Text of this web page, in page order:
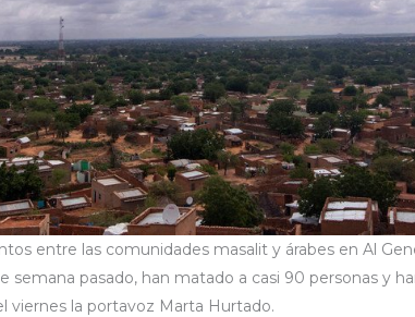
entre las comunidades masalit y árabes en Al
semana pasado, han matado a casi 90 personas y
viernes la portavoz Marta Hurtado.